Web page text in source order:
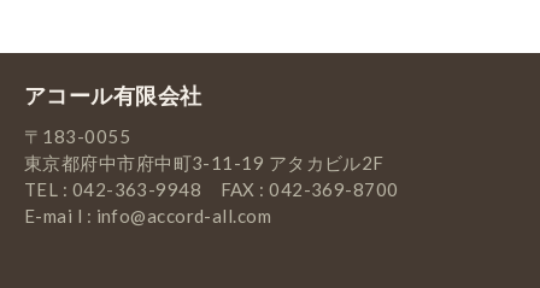
アコール有限会社
〒183-0055
東京都府中市府中町3-11-19 アタカビル2F
TEL : 042-363-9948 FAX : 042-369-8700
E-mai l : info@accord-all.com